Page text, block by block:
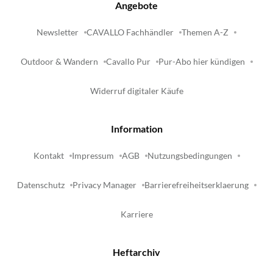
Angebote
Newsletter CAVALLO Fachhändler Themen A-Z
Outdoor & Wandern Cavallo Pur Pur-Abo hier kündigen
Widerruf digitaler Käufe
Information
Kontakt Impressum AGB Nutzungsbedingungen
Datenschutz Privacy Manager Barrierefreiheitserklaerung
Karriere
Heftarchiv